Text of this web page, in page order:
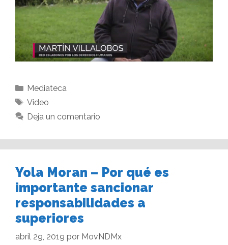
Mediateca
Video
Deja un comentario
Yola Moran – Por qué es
importante sancionar
responsabilidades a
superiores
abril 29, 2019 por MovNDMx